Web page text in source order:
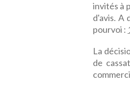
invités à
d'avis. A
pourvoi :
La
de